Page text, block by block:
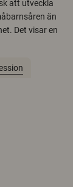
att utveckla
än
Det visar en